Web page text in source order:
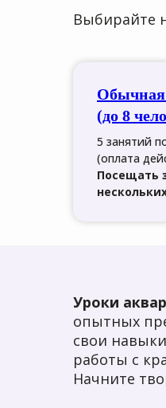
Выбирайте
Обычная
(до 8
5 занятий
(оплата
Посещать
Уроки
опытных
свои
работы с
Начните